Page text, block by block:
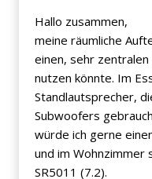
Hallo zusammen,
meine räumliche
einen, sehr
nutzen könnte. Im
Standlautsprecher,
Subwoofers
würde ich gerne
und im
SR5011 (7.2).